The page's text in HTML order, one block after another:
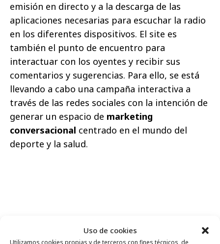
Uso de cookies
Utilizamos cookies propias y de terceros con fines técnicos, de
emisión en directo y a la descarga de las
aplicaciones necesarias para escuchar la radio
en los diferentes dispositivos. El site es
también el punto de encuentro para
interactuar con los oyentes y recibir sus
comentarios y sugerencias. Para ello, se está
llevando a cabo una campaña interactiva a
través de las redes sociales con la intención de
generar un espacio de marketing
conversacional centrado en el mundo del
deporte y la salud.